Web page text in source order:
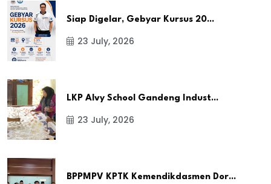
Siap Digelar, Gebyar Kursus 20...
23 July, 2026
LKP Alvy School Gandeng Indust...
23 July, 2026
BPPMPV KPTK Kemendikdasmen Dor...